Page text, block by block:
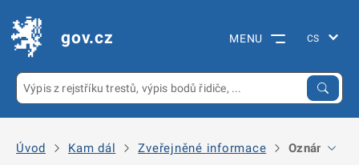
gov.cz MENU
Úvod Kam dál Zveřejněné informace Oznámení